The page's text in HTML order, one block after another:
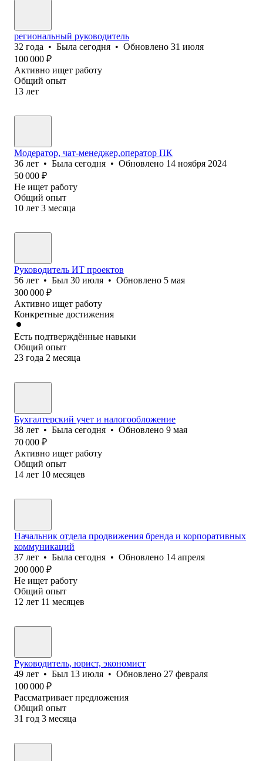
региональный руководитель
32 года • Была сегодня • Обновлено 31 июля
100 000 ₽
Активно ищет работу
Общий опыт
13 лет
Модератор, чат-менеджер,оператор ПК
36 лет • Была сегодня • Обновлено 14 ноября 2024
50 000 ₽
Не ищет работу
Общий опыт
10 лет 3 месяца
Руководитель ИТ проектов
56 лет • Был 30 июля • Обновлено 5 мая
300 000 ₽
Активно ищет работу
Конкретные достижения
Есть подтверждённые навыки
Общий опыт
23 года 2 месяца
Бухгалтерский учет и налогообложение
38 лет • Была сегодня • Обновлено 9 мая
70 000 ₽
Активно ищет работу
Общий опыт
14 лет 10 месяцев
Начальник отдела продвижения бренда и корпоративных
коммуникаций
37 лет • Была сегодня • Обновлено 14 апреля
200 000 ₽
Не ищет работу
Общий опыт
12 лет 11 месяцев
Руководитель, юрист, экономист
49 лет • Был 13 июля • Обновлено 27 февраля
100 000 ₽
Рассматривает предложения
Общий опыт
31 год 3 месяца